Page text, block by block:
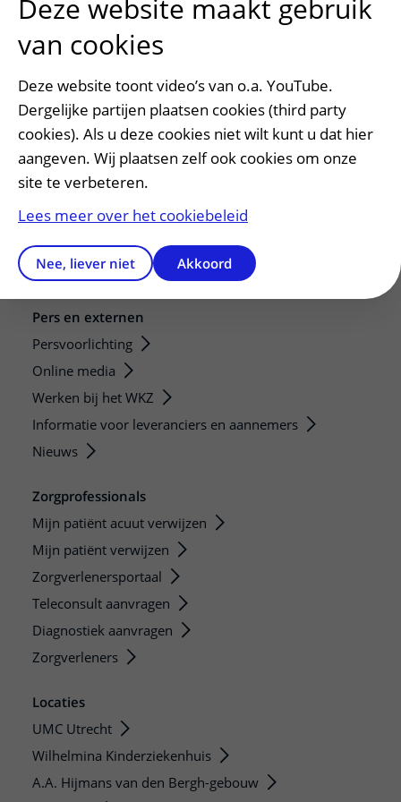
Patiëntenservice
Regels en rechten
Meedoen aan wetenschappelijk onderzoek
Samenwerken met patiënten
Clientenraad
Steun het WKZ
Pers en externen
Persvoorlichting
Online media
Werken bij het WKZ
Informatie voor leveranciers en aannemers
Nieuws
Zorgprofessionals
Mijn patiënt acuut verwijzen
Mijn patiënt verwijzen
Zorgverlenersportaal
Teleconsult aanvragen
Diagnostiek aanvragen
Zorgverleners
Locaties
UMC Utrecht
Wilhelmina Kinderziekenhuis
A.A. Hijmans van den Bergh-gebouw
Deze website maakt gebruik
van cookies
Deze website toont video’s van o.a. YouTube.
Dergelijke partijen plaatsen cookies (third party
cookies). Als u deze cookies niet wilt kunt u dat hier
aangeven. Wij plaatsen zelf ook cookies om onze
site te verbeteren.
Lees meer over het cookiebeleid
Nee, liever niet Akkoord